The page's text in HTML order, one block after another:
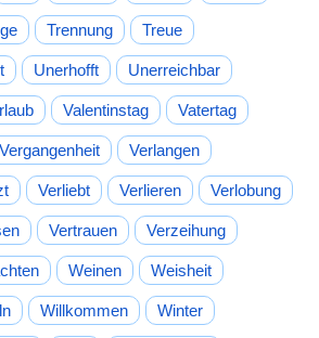
Trennung Treue
Unerhofft Unerreichbar
Valentinstag Vatertag
Vergangenheit Verlangen
Verliebt Verlieren Verlobung
Vertrauen Verzeihung
Weinen Weisheit
Willkommen Winter